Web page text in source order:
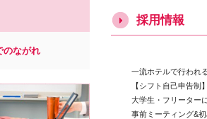
のながれ
採用情報
一流ホテルで行われ
【シフト自己申告
大学生・フリーター
事前ミーティング&